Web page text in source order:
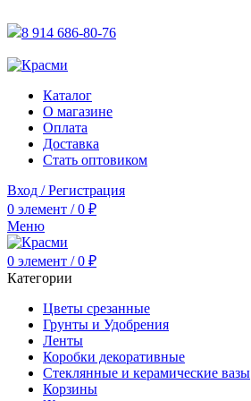
8 914 686-80-76
Каталог
О магазине
Оплата
Доставка
Стать оптовиком
Вход / Регистрация
0 элемент / 0 ₽
Меню
0 элемент / 0 ₽
Категории
Цветы срезанные
Грунты и Удобрения
Ленты
Коробки декоративные
Стеклянные и керамические вазы
Корзины